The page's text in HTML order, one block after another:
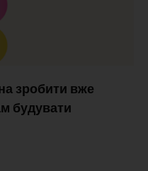
зробити вже
будувати